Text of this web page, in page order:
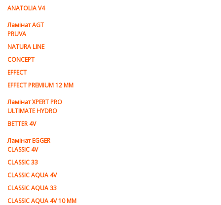
ANATOLIA V4
Ламiнат AGT
PRUVA
NATURA LINE
CONCEPT
EFFECT
EFFECT PREMIUM 12 MM
Ламінат XPERT PRO
ULTIMATE HYDRO
BETTER 4V
Ламiнат EGGER
CLASSIC 4V
CLASSIC 33
CLASSIC AQUA 4V
CLASSIC AQUA 33
CLASSIC AQUA 4V 10 MM